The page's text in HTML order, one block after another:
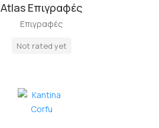
Atlas Επιγραφές
Επιγραφές
Not rated yet